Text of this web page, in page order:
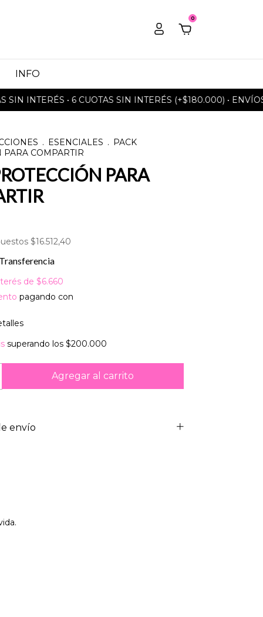
0
INFO
INTERÉS • 6 CUOTAS SIN INTERÉS (+$180.000) • ENVÍOS
. ESENCIALES . PACK
PARA COMPARTIR
PARA
$16.512,40
Transferencia
de $6.660
pagando con
superando los$200.000
envío